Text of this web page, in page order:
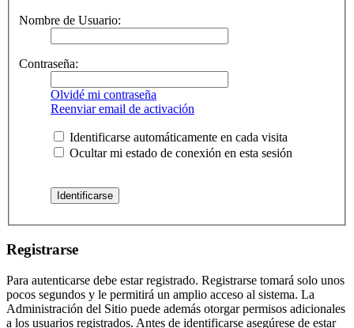
Nombre de Usuario:
Contraseña:
Olvidé mi contraseña
Reenviar email de activación
Identificarse automáticamente en cada visita
Ocultar mi estado de conexión en esta sesión
Registrarse
Para autenticarse debe estar registrado. Registrarse tomará solo unos
pocos segundos y le permitirá un amplio acceso al sistema. La
Administración del Sitio puede además otorgar permisos adicionales
a los usuarios registrados. Antes de identificarse asegúrese de estar